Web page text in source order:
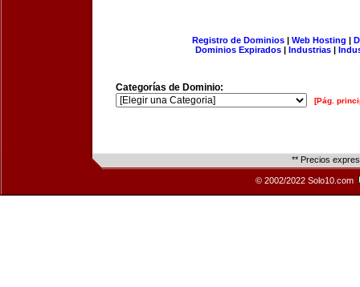
Registro de Dominios| Web Hosting |
Dominios Expirados | Industrias |
Categorías de Dominio:
[Pág.
** Precios
© 2002/2022 Solo10.com